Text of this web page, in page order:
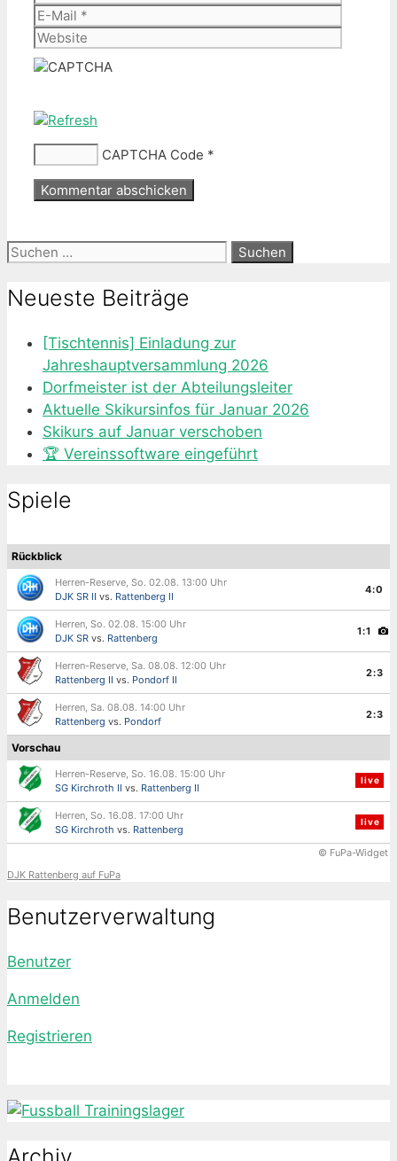
Mail
CAPTCHA Code *
Suche
Neueste Beiträge
[Tischtennis] Einladung zur
Jahreshauptversammlung 2026
Dorfmeister ist der Abteilungsleiter
Aktuelle Skikursinfos für Januar 2026
Skikurs auf Januar verschoben
🏆 Vereinssoftware eingeführt
Spiele
Rückblick
Herren-Reserve, So. 02.08. 13:00 Uhr
DJK SR II vs. Rattenberg II
4:0
Herren, So. 02.08. 15:00 Uhr
DJK SR vs. Rattenberg
1:1
Herren-Reserve, Sa. 08.08. 12:00 Uhr
Rattenberg II vs. Pondorf II
2:3
Herren, Sa. 08.08. 14:00 Uhr
Rattenberg vs. Pondorf
2:3
Vorschau
Herren-Reserve, So. 16.08. 15:00 Uhr
SG Kirchroth II vs. Rattenberg II
live
Herren, So. 16.08. 17:00 Uhr
SG Kirchroth vs. Rattenberg
live
© FuPa-Widget
DJK Rattenberg auf FuPa
Benutzerverwaltung
Benutzer
Anmelden
Registrieren